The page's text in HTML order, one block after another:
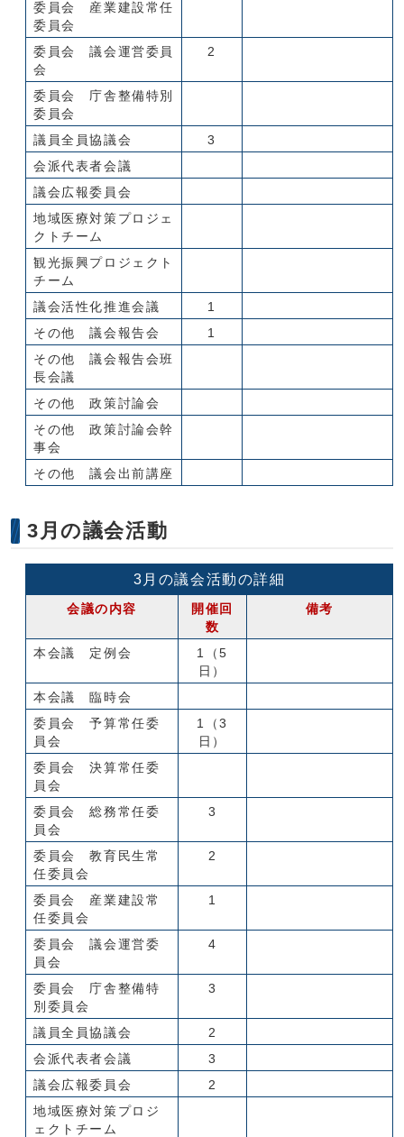
委員会 産業建設常任
委員会
委員会 議会運営委員
会
2
委員会 庁舎整備特別
委員会
議員全員協議会
3
会派代表者会議
議会広報委員会
地域医療対策プロジェ
クトチーム
観光振興プロジェクト
チーム
議会活性化推進会議
1
その他 議会報告会
1
その他 議会報告会班
長会議
その他 政策討論会
その他 政策討論会幹
事会
その他 議会出前講座
3月の議会活動
3月の議会活動の詳細
会議の内容
開催回
数
備考
本会議 定例会
1（5
日）
本会議 臨時会
委員会 予算常任委
員会
1（3
日）
委員会 決算常任委
員会
委員会 総務常任委
員会
3
委員会 教育民生常
任委員会
2
委員会 産業建設常
任委員会
1
委員会 議会運営委
員会
4
委員会 庁舎整備特
別委員会
3
議員全員協議会
2
会派代表者会議
3
議会広報委員会
2
地域医療対策プロジ
ェクトチーム